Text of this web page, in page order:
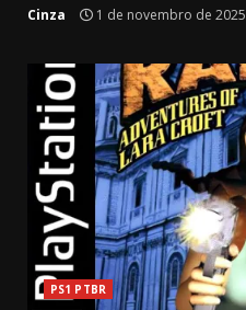
Cinza 1 de novembro de 2025
PS1 PTBR